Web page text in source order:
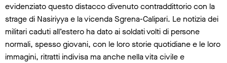
evidenziato questo distacco divenuto contraddittorio con la
strage di Nasiriyya e la vicenda Sgrena-Calipari. Le notizia dei
militari caduti all’estero ha dato ai soldati volti di persone
normali, spesso giovani, con le loro storie quotidiane e le loro
immagini, ritratti indivisa ma anche nella vita civile e